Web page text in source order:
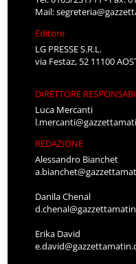
Mail:
Editore
LG PRESSE S.R.L.
via Festaz, 52 11100
DIRETTORE
Luca Mercanti
REDAZIONE
Alessandro Bianchet
Danila Chenal
Erika David